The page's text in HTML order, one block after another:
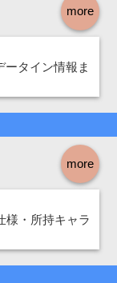
more
ータイン情報ま
more
様・所持キャラ